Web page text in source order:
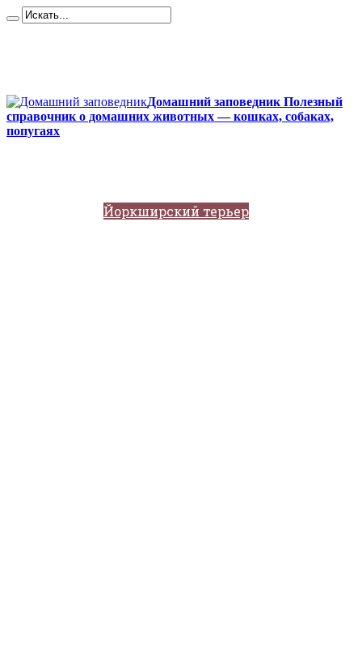
Домашний заповедник Полезный
справочник о домашних животных — кошках, собаках,
попугаях
Йоркширский терьер